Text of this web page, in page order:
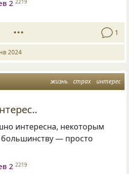
2
1
2024
жизнь страх интерес
интересна, некоторым
— просто
2 2219